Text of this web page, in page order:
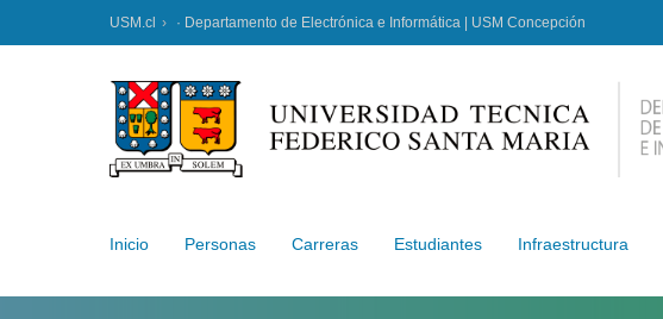
USM.cl · Departamento de Electrónica e Informática | USM Concepción
Inicio Personas Carreras Estudiantes Infraestructura